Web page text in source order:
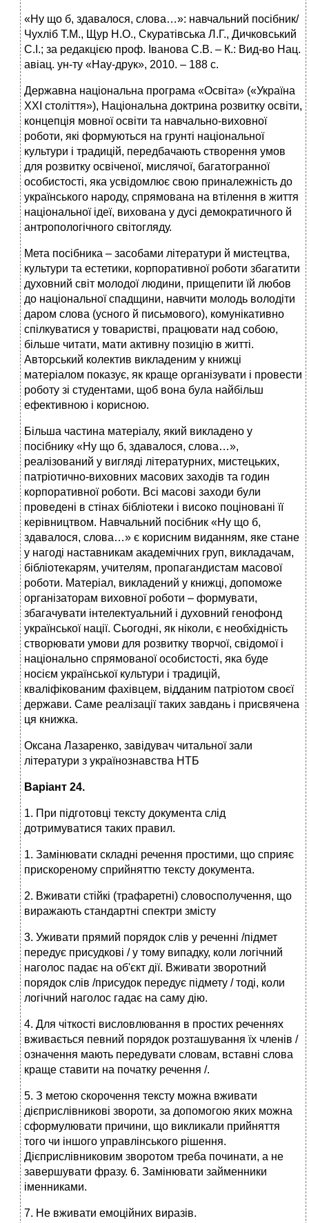
«Ну що б, здавалося, слова…»: навчальний посібник/
Чухліб Т.М., Щур Н.О., Скуратівська Л.Г., Дичковський
С.І.; за редакцією проф. Іванова С.В. – К.: Вид-во Нац.
авіац. ун-ту «Нау-друк», 2010. – 188 с.
Державна національна програма «Освіта» («Україна
ХХІ століття»), Національна доктрина розвитку освіти,
концепція мовної освіти та навчально-виховної
роботи, які формуються на грунті національної
культури і традицій, передбачають створення умов
для розвитку освіченої, мислячої, багатогранної
особистості, яка усвідомлює свою приналежність до
українського народу, спрямована на втілення в життя
національної ідеї, вихована у дусі демократичного й
антропологічного світогляду.
Мета посібника – засобами літератури й мистецтва,
культури та естетики, корпоративної роботи збагатити
духовний світ молодої людини, прищепити їй любов
до національної спадщини, навчити молодь володіти
даром слова (усного й письмового), комунікативно
спілкуватися у товаристві, працювати над собою,
більше читати, мати активну позицію в житті.
Авторський колектив викладеним у книжці
матеріалом показує, як краще організувати і провести
роботу зі студентами, щоб вона була найбільш
ефективною і корисною.
Більша частина матеріалу, який викладено у
посібнику «Ну що б, здавалося, слова…»,
реалізований у вигляді літературних, мистецьких,
патріотично-виховних масових заходів та годин
корпоративної роботи. Всі масові заходи були
проведені в стінах бібліотеки і високо поціновані її
керівництвом. Навчальний посібник «Ну що б,
здавалося, слова…» є корисним виданням, яке стане
у нагоді наставникам академічних груп, викладачам,
бібліотекарям, учителям, пропагандистам масової
роботи. Матеріал, викладений у книжці, допоможе
організаторам виховної роботи – формувати,
збагачувати інтелектуальний і духовний генофонд
української нації. Сьогодні, як ніколи, є необхідність
створювати умови для розвитку творчої, свідомої і
національно спрямованої особистості, яка буде
носієм української культури і традицій,
кваліфікованим фахівцем, відданим патріотом своєї
держави. Саме реалізації таких завдань і присвячена
ця книжка.
Оксана Лазаренко, завідувач читальної зали
літератури з українознавства НТБ
Варіант 24.
1. При підготовці тексту документа слід
дотримуватися таких правил.
1. Замінювати складні речення простими, що сприяє
прискореному сприйняттю тексту документа.
2. Вживати стійкі (трафаретні) словосполучення, що
виражають стандартні спектри змісту
3. Уживати прямий порядок слів у реченні /підмет
передує присудкові / у тому випадку, коли логічний
наголос падає на об'єкт дії. Вживати зворотний
порядок слів /присудок передує підмету / тоді, коли
логічний наголос гадає на саму дію.
4. Для чіткості висловлювання в простих реченнях
вживається певний порядок розташування їх членів /
означення мають передувати словам, вставні слова
краще ставити на початку речення /.
5. З метою скорочення тексту можна вживати
дієприслівникові звороти, за допомогою яких можна
сформулювати причини, що викликали прийняття
того чи іншого управлінського рішення.
Дієприслівниковим зворотом треба починати, а не
завершувати фразу. 6. Замінювати займенники
іменниками.
7. Не вживати емоційних виразів.